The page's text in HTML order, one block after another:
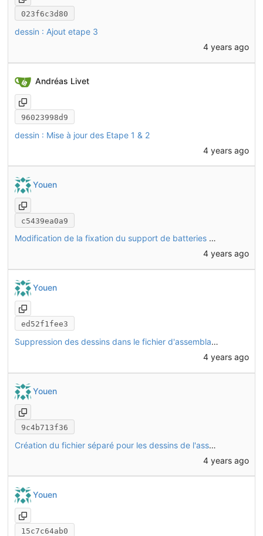
023f6c3d80
dessin : Ajout etape 3
4 years ago
Andréas Livet
96023998d9
dessin : Mise à jour des Etape 1 & 2
4 years ago
Youen
c5439ea0a9
Modification de la fixation du support de batteries sur le chassis, pour ne pas avoir besoin de démonter de boulon pour le fixer
4 years ago
Youen
ed52f1fee3
Suppression des dessins dans le fichier d'assemblage ; ils sont maintenant dans un fichier séparé
4 years ago
Youen
9c4b713f36
Création du fichier séparé pour les dessins de l'assemblage du chassis (structure des tubes alu)
4 years ago
Youen
15c7c64ab0